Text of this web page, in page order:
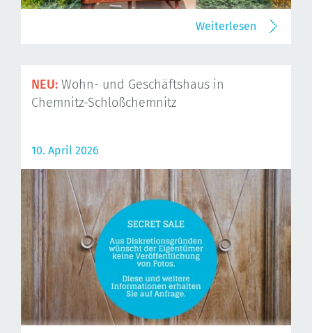
Weiterlesen
NEU: Wohn- und Geschäftshaus in
Chemnitz-Schloßchemnitz
10. April 2026